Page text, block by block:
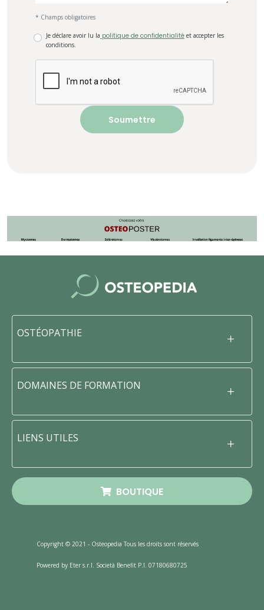
* Champs obligatoires
Je déclare avoir lu la politique de confidentialité et accepter les
conditions.
OSTÉOPATHIE
DOMAINES DE FORMATION
LIENS UTILES
BOUTIQUE
Copyright © 2021 - Osteopedia Tous les droits sont réservés
Powered by Eter s.r.l. Società Benefit P.I. 07180680725